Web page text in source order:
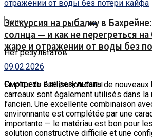
Нет результатов
Смотреть все результаты
Экскурсия на рыбалку в
солнца — и как не перегреться
жаре и отражении от воды без
09.02.2026
En plus de l’utilisation dans de
carreaux sont également utilisés dans la
l’ancien. Une excellente combinaison
environnante est complétée par une
importante — le matériau est bon pour
solution constructive difficile et une